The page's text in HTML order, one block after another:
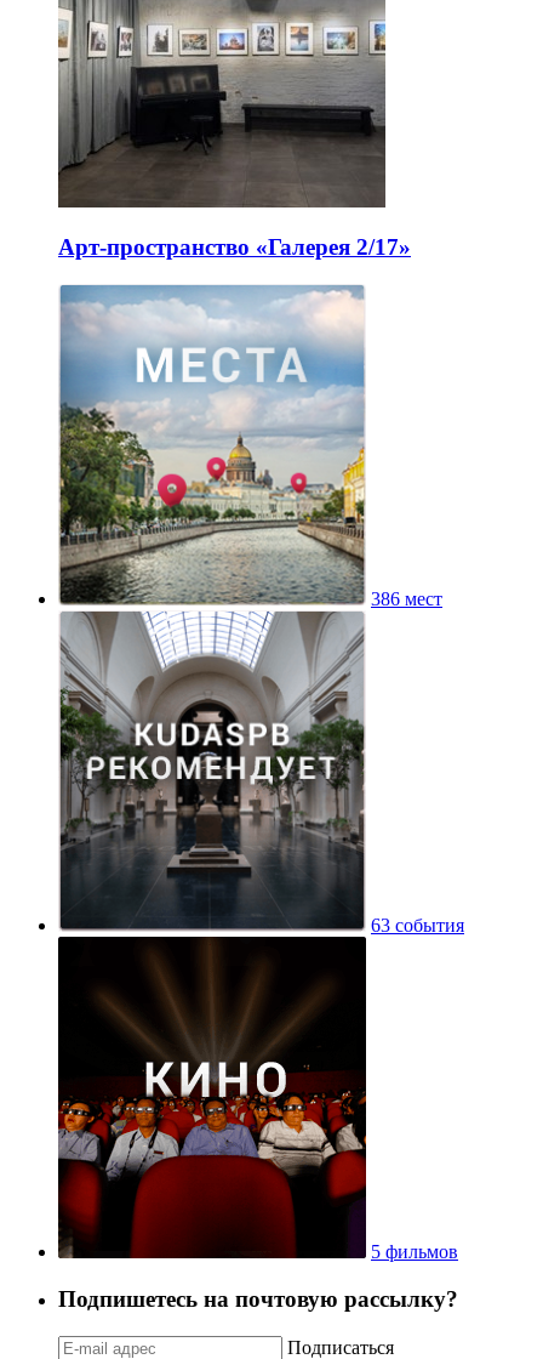
Арт-пространство «Галерея 2/17»
386 мест
63 события
5 фильмов
Подпишетесь на почтовую рассылку?
Подписаться